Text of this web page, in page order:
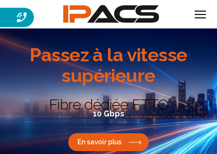
IPACS
Passez à lavitesse
supérieure
Fibre dédiée FTTO
10 Gbps
En savoir plus